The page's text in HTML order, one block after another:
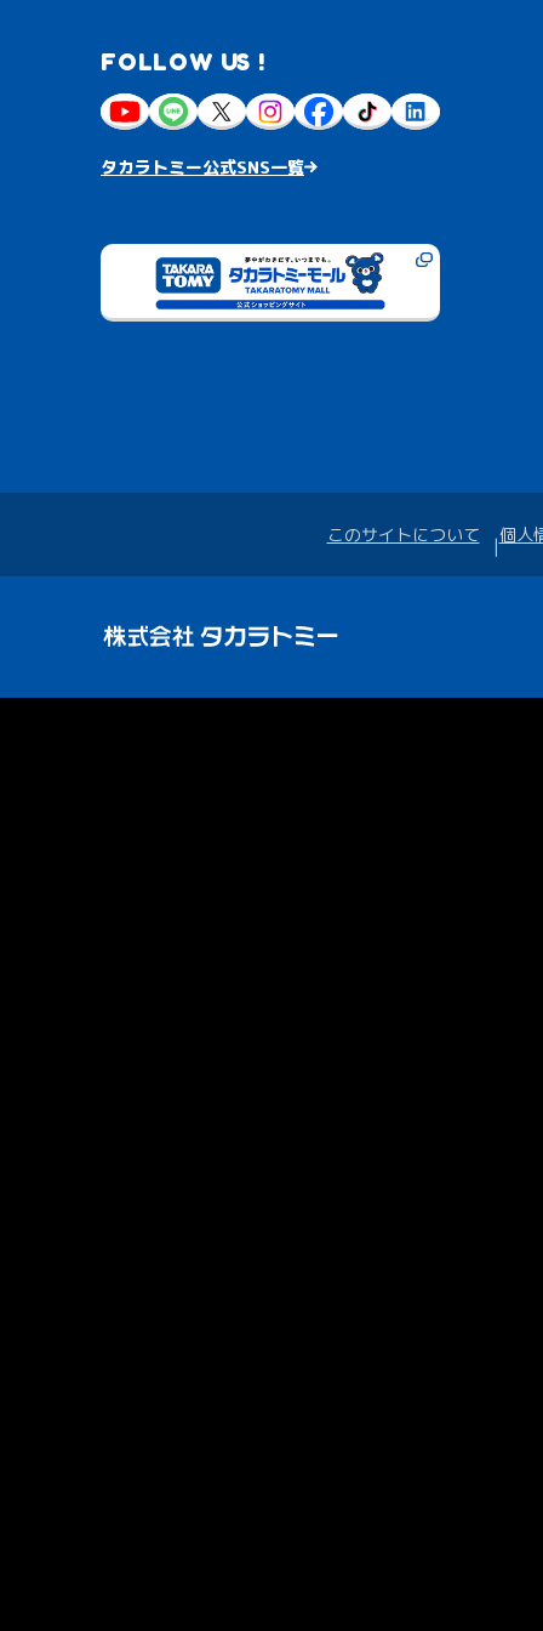
FOLLOW US !
タカラトミー公式SNS一覧
このサイトについて 個人